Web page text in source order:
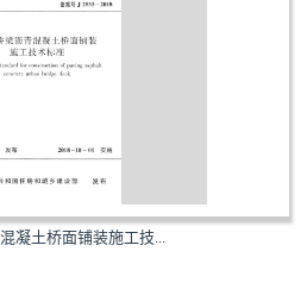
凝土桥面铺装施工技...